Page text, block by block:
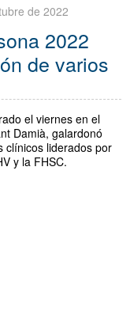
de 2022
2022
de varios
el viernes en el
Damià, galardonó
clínicos liderados por
y la FHSC.